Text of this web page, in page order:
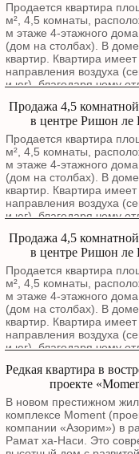
Продается квартира
м², 4,5 комнаты,
м этаже 4-этажного
(дом на столбах). В доме
квартир. Квартира имеет
направления воздуха
и юг), благодаря чему
выходят на зеленый
квартире выполнен
ремонт с полной
электропроводки,
канализационных труб.
заново отремонтированы
года назад. Можно
дополнительных
Планировка включает
отличном состоянии с
МДФ, четыре спальни,
которых после ремонта
полноценным
детской комнатой
9 м². В каждой комнате
отдельный
квартире два
Каждый оборудован
кабиной, унитазом и
Дополнительные
закрепленная парковка,
зарегистрированная в
кладовая рядом с
технический балкон для
машины и
• просторная антресоль
Продажа 4,5
в центре Ришон ле
Продается квартира
м², 4,5 комнаты,
м этаже 4-этажного
(дом на столбах). В доме
квартир. Квартира имеет
направления воздуха
и юг), благодаря чему
выходят на зеленый
квартире выполнен
ремонт с полной
электропроводки,
канализационных труб.
заново отремонтированы
года назад. Можно
дополнительных
Планировка включает
отличном состоянии с
МДФ, четыре спальни,
которых после ремонта
полноценным кабинетом
детской комнатой
9 м². В каждой комнате
отдельный
Продажа 4,5
в центре Ришон ле
Продается квартира
м², 4,5 комнаты,
м этаже 4-этажного
(дом на столбах). В доме
квартир. Квартира имеет
направления воздуха
и юг), благодаря чему
выходят на зеленый
квартире выполнен
ремонт с полной
электропроводки,
канализационных труб.
заново
года назад. Можно
Редкая квартира в
проекте
В новом престижном
комплексе Moment
компании «Азорим») в
Рамат ха-Наси. Это